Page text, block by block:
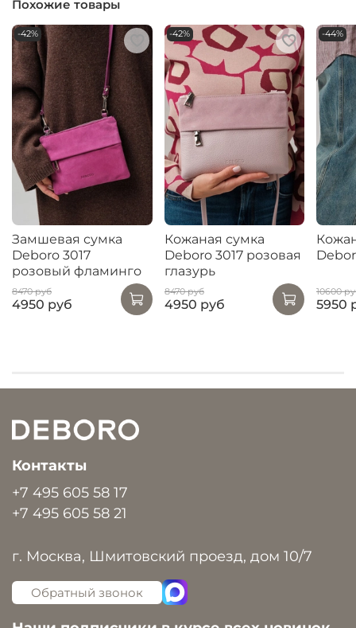
Похожие товары
-42%
Замшевая сумка
Deboro 3017
розовый фламинго
8470 руб
4950 руб
-42%
Кожаная сумка
Deboro 3017 розовая
глазурь
8470 руб
4950 руб
-44%
10600
5950
Контакты
+7 495 605 58 17
+7 495 605 58 21
г. Москва, Шмитовский проезд, дом 10/7
Обратный звонок